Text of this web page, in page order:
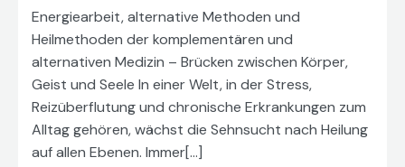
Energiearbeit, alternative Methoden und
Heilmethoden der komplementären und
alternativen Medizin – Brücken zwischen Körper,
Geist und Seele In einer Welt, in der Stress,
Reizüberflutung und chronische Erkrankungen zum
Alltag gehören, wächst die Sehnsucht nach Heilung
auf allen Ebenen. Immer[…]